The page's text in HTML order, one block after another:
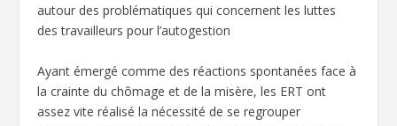
autour des problématiques qui concernent les luttes
des travailleurs pour l’autogestion
Ayant émergé comme des réactions spontanées face à
la crainte du chômage et de la misère, les ERT ont
assez vite réalisé la nécessité de se regrouper